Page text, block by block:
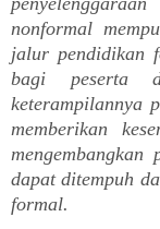
nonformal
jalur pendidikan
bagi peserta
keterampilannya
memberikan
dapat ditempuh
formal.